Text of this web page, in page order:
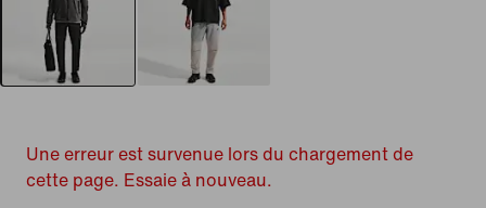
Une erreur est survenue lors du chargement de
cette page. Essaie à nouveau.